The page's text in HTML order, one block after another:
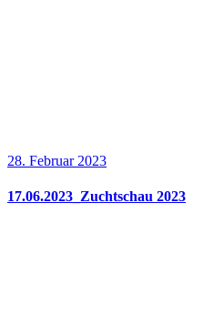
28. Februar 2023
17.06.2023_Zuchtschau 2023